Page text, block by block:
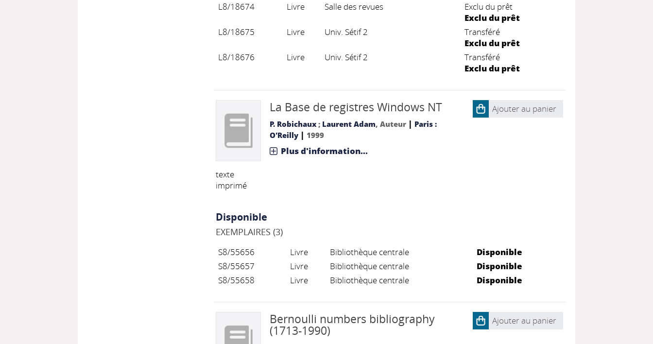
L8/18674
Livre Salle des revues
Exclu du prêt
Exclu du prêt
L8/18675
Livre Univ. Sétif 2
Transféré
Exclu du prêt
L8/18676
Livre Univ. Sétif 2
Transféré
Exclu du prêt
texte
imprimé
La Base de registres Windows NT
P. Robichaux; Laurent Adam, Auteur | Paris :
O'Reilly| 1999
Plus d'information...
Ajouter au panier
Disponible
EXEMPLAIRES (3)
S8/55656 Livre Bibliothèque centrale
Disponible
S8/55657
Livre Bibliothèque centrale
Disponible
S8/55658
Livre Bibliothèque centrale Disponible
Bernoulli numbers bibliography
(1713-1990)
Ajouter au panier